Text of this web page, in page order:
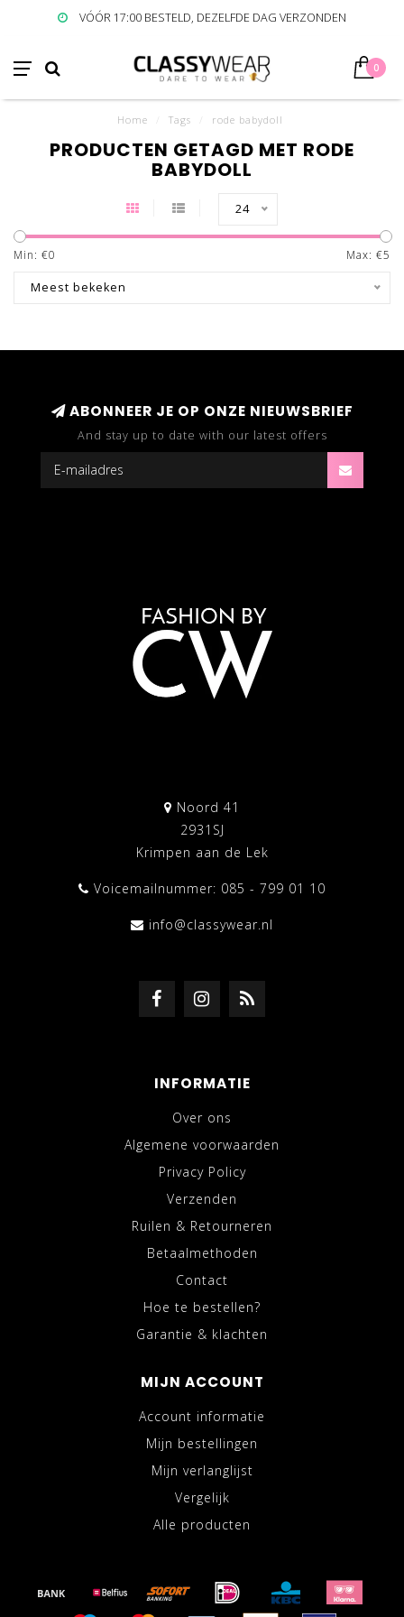
VÓÓR 17:00 BESTELD, DEZELFDE DAG VERZONDEN
0
Home Tags rode babydoll
PRODUCTEN GETAGD MET RODE
BABYDOLL
24
Min: €0 Max: €5
Meest bekeken
ABONNEER JE OP ONZE NIEUWSBRIEF
And stay up to date with our latest offers
Noord 41
2931SJ
Krimpen aan de Lek
Voicemailnummer: 085 - 799 01 10
info@classywear.nl
INFORMATIE
Over ons
Algemene voorwaarden
Privacy Policy
Verzenden
Ruilen & Retourneren
Betaalmethoden
Contact
Hoe te bestellen?
Garantie & klachten
MIJN ACCOUNT
Account informatie
Mijn bestellingen
Mijn verlanglijst
Vergelijk
Alle producten